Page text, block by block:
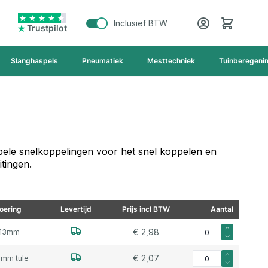
Trustpilot
Inclusief BTW Cart
Slanghaspels Pneumatiek Mesttechniek
snelkoppelingen voor het snel koppelen en
Levertijd Prijs incl BTW Aantal
€ 2,98 Aantal voor Kamlok
tule € 2,07 Aantal voor Kamlok